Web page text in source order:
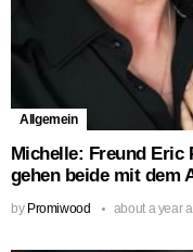
Allgemein
Michelle: Freund Eric
gehen beide mit dem
by Promiwood about a year